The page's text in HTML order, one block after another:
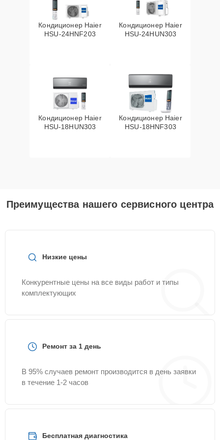
Кондиционер Haier
HSU-24HNF203
Кондиционер Haier
HSU-24HUN303
Кондиционер Haier
HSU-18HUN303
Кондиционер Haier
HSU-18HNF303
Преимущества нашего сервисного центра
Низкие цены
Конкурентные цены на все виды работ и типы
комплектующих
Ремонт за 1 день
В 95% случаев ремонт производится в день заявки
в течение 1-2 часов
Бесплатная диагностика